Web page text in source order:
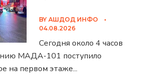
BY АШДОД ИНФО
•
04.08.2026
Сегодня около 4 часов
МАДА-101 поступило
на первом этаже...